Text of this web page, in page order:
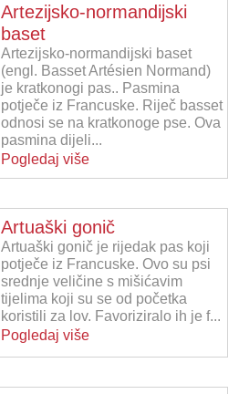
Artezijsko-normandijski
baset
Artezijsko-normandijski baset
(engl. Basset Artésien Normand)
je kratkonogi pas.. Pasmina
potječe iz Francuske. Riječ basset
odnosi se na kratkonoge pse. Ova
pasmina dijeli...
Pogledaj više
Artuaški gonič
Artuaški gonič je rijedak pas koji
potječe iz Francuske. Ovo su psi
srednje veličine s mišićavim
tijelima koji su se od početka
koristili za lov. Favoriziralo ih je f...
Pogledaj više